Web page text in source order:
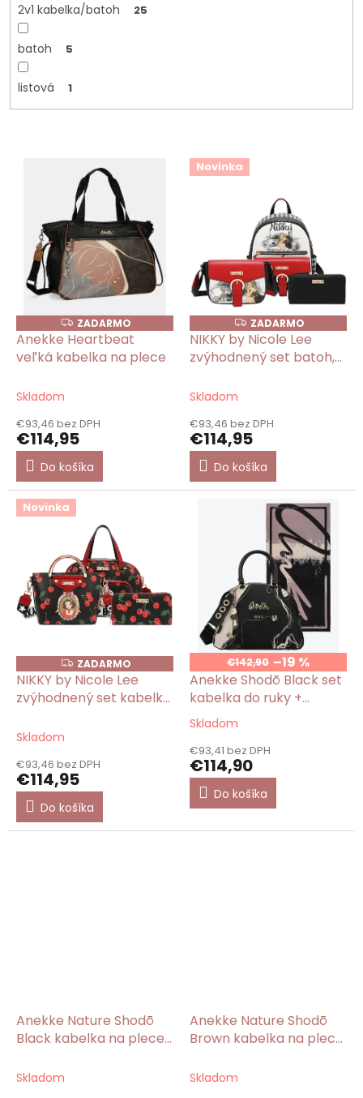
2v1 kabelka/batoh 25
batoh 5
listová 1
u
Z
A
D
A
ZADARMO
Anekke Heartbeat
veľká kabelka na plece
Skladom
€93,46 bez DPH
€114,95
Do košíka
Novinka
Z
A
D
A
ZADARMO
NIKKY by Nicole Lee
zvýhodnený set batoh,
veľká peňaženka Angel
Skladom
€93,46 bez DPH
€114,95
Do košíka
Novinka
Z
A
D
A
ZADARMO
NIKKY by Nicole Lee
zvýhodnený set kabelka,
peňaženka Cherry Lips
Skladom
€93,46 bez DPH
€114,95
Do košíka
€142,90 –19 %
Anekke Shodō Black set
kabelka do ruky +
pašmína
Priemerné
produktu
je
5,0
hviezdičiek.
Skladom
€93,41 bez DPH
€114,90
Do košíka
Anekke Nature Shodō
Black kabelka na plece
Skladom
Anekke Nature Shodō
Brown kabelka na plece
Skladom